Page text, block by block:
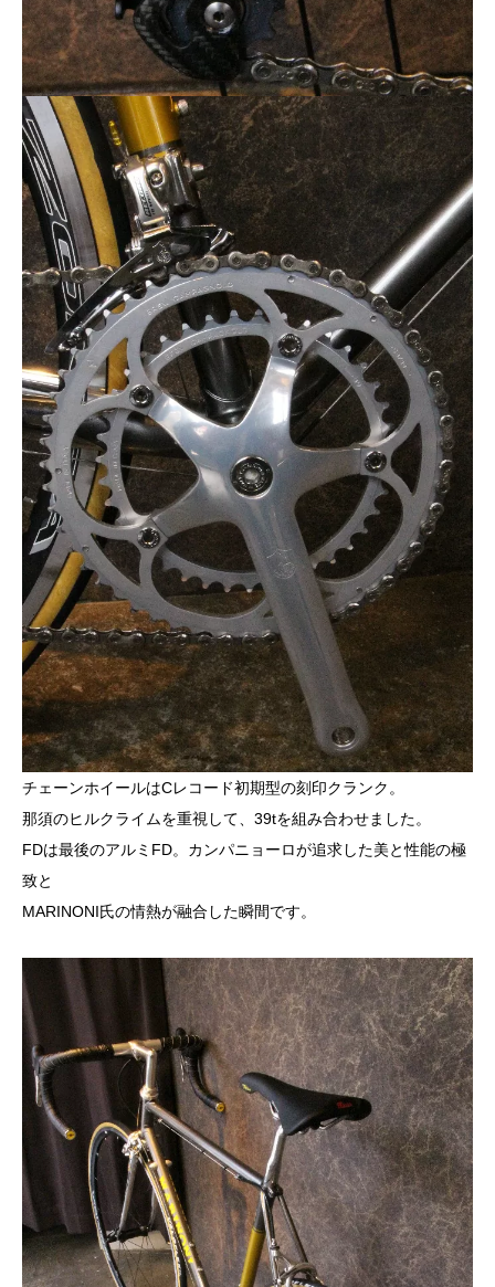
チェーンホイールはCレコード初期型の刻印クランク。
那須のヒルクライムを重視して、39tを組み合わせました。
FDは最後のアルミFD。カンパニョーロが追求した美と性能の極
致と
MARINONI氏の情熱が融合した瞬間です。